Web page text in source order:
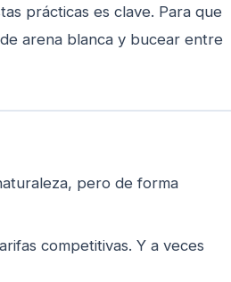
prácticas es clave. Para que
arena blanca y bucear entre
pero de forma
competitivas. Y a veces